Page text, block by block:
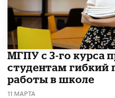
МГПУ с 3-го курса
студентам гибкий
работы в школе
11 МАРТА